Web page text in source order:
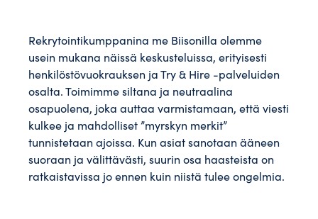
Rekrytointikumppanina me Biisonilla olemme
usein mukana näissä keskusteluissa, erityisesti
henkilöstövuokrauksen ja Try & Hire -palveluiden
osalta. Toimimme siltana ja neutraalina
osapuolena, joka auttaa varmistamaan, että viesti
kulkee ja mahdolliset ”myrskyn merkit”
tunnistetaan ajoissa. Kun asiat sanotaan ääneen
suoraan ja välittävästi, suurin osa haasteista on
ratkaistavissa jo ennen kuin niistä tulee ongelmia.